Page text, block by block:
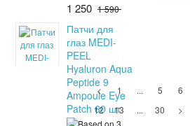
1 250 1 590
Патчи для
глаз MEDI-
PEEL
Hyaluron Aqua
Peptide 9
Ampoule Eye
Patch 60 шт
< 1 ... 5 6
12
13 ... 30 >